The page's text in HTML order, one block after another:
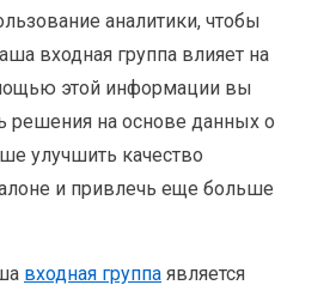
аналитики, чтобы
входная группа влияет на
этой информации вы
решения на основе данных о
улучшить качество
и привлечь еще больше
входная группа является